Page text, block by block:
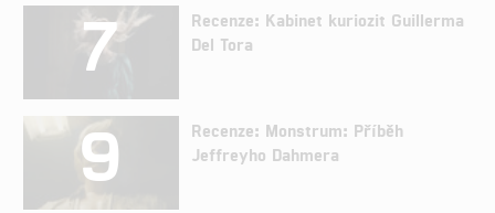
7
Recenze: Kabinet kuriozit Guillerma
Del Tora
9
Recenze: Monstrum: Příběh
Jeffreyho Dahmera